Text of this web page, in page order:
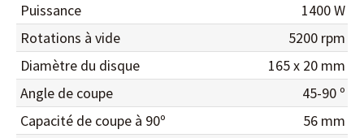
Puissance
1400 W
Rotations à vide
5200 rpm
Diamètre du disque
165 x 20 mm
Angle de coupe
45-90 º
Capacité de coupe à 90º
56 mm